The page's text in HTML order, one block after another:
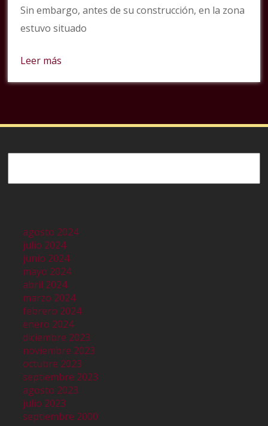
Sin embargo, antes de su construcción, en la zona
estuvo situado
Leer más
agosto 2024
julio 2024
junio 2024
mayo 2024
abril 2024
marzo 2024
febrero 2024
enero 2024
diciembre 2023
noviembre 2023
octubre 2023
septiembre 2023
agosto 2023
julio 2023
septiembre 2000